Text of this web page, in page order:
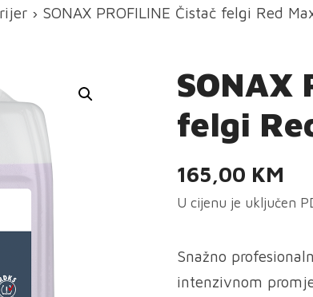
› SONAX PROFILINE Čistač felgi Red
SONAX
felgi
165,00 KM
U cijenu je uključen
Snažno
intenzivnom